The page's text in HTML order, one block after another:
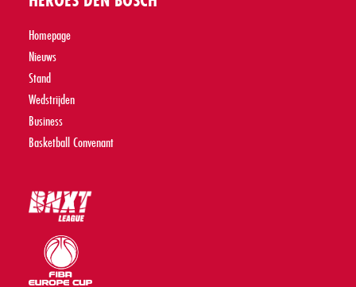
Homepage
Nieuws
Stand
Wedstrijden
Business
Basketball Convenant